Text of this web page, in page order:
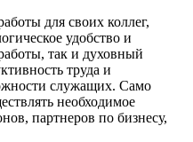
для своих коллег,
удобство и
так и духовный
труда и
служащих. Само
необходимое
партнеров по бизнесу,